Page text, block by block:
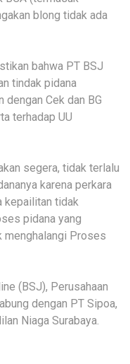
blong tidak ada
bahwa PT BSJ
tindak pidana
dengan Cek dan BG
terhadap UU
segera, tidak terlalu
karena perkara
kepailitan tidak
pidana yang
menghalangi Proses
(BSJ), Perusahaan
dengan PT Sipoa,
Niaga Surabaya.